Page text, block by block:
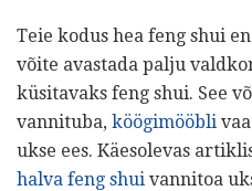
Teie kodus hea feng shui
võite avastada palju
küsitavaks feng shui. See
vannituba, köögimööbli
ukse ees. Käesolevas
halva feng shui vannitoa